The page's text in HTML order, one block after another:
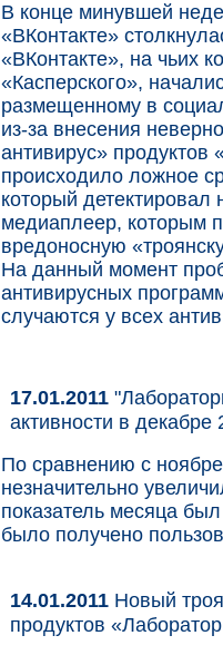
В конце минувшей
«ВКонтакте»
«ВКонтакте», на чьих
«Касперского»,
размещенному в
из-за внесения
антивирус» продуктов
происходило ложное
который детектировал
медиаплеер, которым
вредоносную
На данный момент
антивирусных
случаются у всех
17.01.2011
активности в декабре
По сравнению с
незначительно
показатель месяца
было получено
14.01.2011 Новый
продуктов